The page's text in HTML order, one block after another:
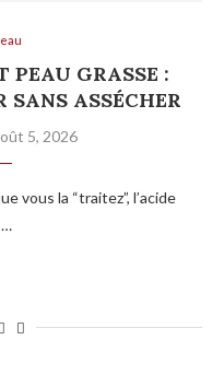
PEAU GRASSE :
SANS ASSÉCHER
5, 2026
vous la “traitez”, l’acide
…